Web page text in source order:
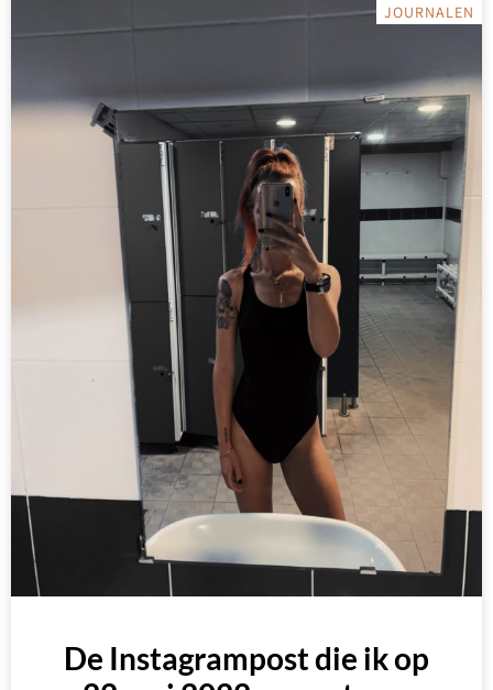
JOURNALEN
De Instagrampost die ik op